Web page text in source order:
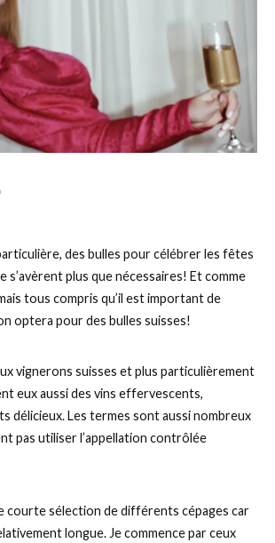
des bulles pour célébrer les fêtes
s’avèrent plus que nécessaires! Et comme
tous compris qu’il est important de
optera pour des bulles suisses!
vignerons suisses et plus particulièrement
eux aussi des vins effervescents,
délicieux. Les termes sont aussi nombreux
pas utiliser l’appellation contrôlée
courte sélection de différents cépages car
longue. Je commence par ceux